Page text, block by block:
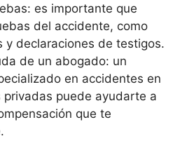
es importante que
del accidente, como
y declaraciones de testigos.
de un abogado: un
en accidentes en
privadas puede ayudarte a
que te